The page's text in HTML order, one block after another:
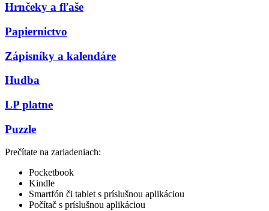
Hrnčeky a fľaše
Papiernictvo
Zápisníky a kalendáre
Hudba
LP platne
Puzzle
Prečítate na zariadeniach:
Pocketbook
Kindle
Smartfón či tablet s príslušnou aplikáciou
Počítač s príslušnou aplikáciou